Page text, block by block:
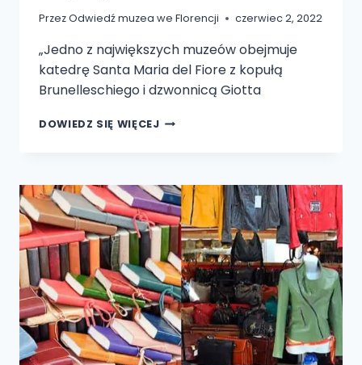
PrzezOdwiedź muzea we Florencji czerwiec 2, 2022
„Jedno z największych muzeów obejmuje
katedrę Santa Maria del Fiore z kopułą
Brunelleschiego i dzwonnicą Giotta
DOWIEDZ SIĘ WIĘCEJPRZEWODNIK
WE
FLORENCJI:
NASZE
NAJLEPSZE
WSKAZÓWKI